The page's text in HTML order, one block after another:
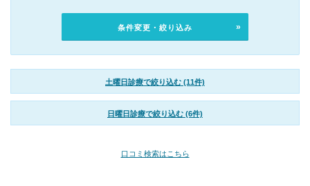
条件変更・絞り込み
土曜日診療で絞り込む (11件)
日曜日診療で絞り込む (6件)
口コミ検索はこちら